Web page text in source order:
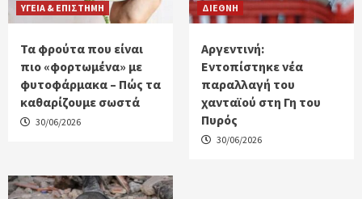
ΥΓΕΙΑ & ΕΠΙΣΤΗΜΗ
Τα φρούτα που είναι
πιο «φορτωμένα» με
φυτοφάρμακα – Πώς τα
καθαρίζουμε σωστά
30/06/2026
ΔΙΕΘΝΗ
Αργεντινή:
Εντοπίστηκε νέα
παραλλαγή του
χανταϊού στη Γη του
Πυρός
30/06/2026